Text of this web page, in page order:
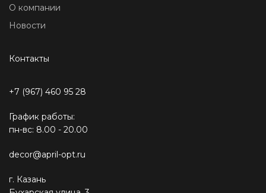
О компании
Новости
Контакты
+7 (967) 460 95 28
График работы:
пн-вс: 8.00 - 20.00
decor@april-opt.ru
г. Казань